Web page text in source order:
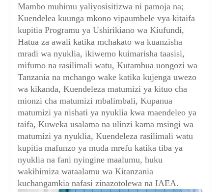
Mambo muhimu yaliyosisitizwa ni pamoja na;
Kuendelea kuunga mkono vipaumbele vya kitaifa
kupitia Programu ya Ushirikiano wa Kiufundi,
Hatua za awali katika mchakato wa kuanzisha
mradi wa nyuklia, ikiwemo kuimarisha taasisi,
mifumo na rasilimali watu, Kutambua uongozi wa
Tanzania na mchango wake katika kujenga uwezo
wa kikanda, Kuendeleza matumizi ya kituo cha
mionzi cha matumizi mbalimbali, Kupanua
matumizi ya nishati ya nyuklia kwa maendeleo ya
taifa, Kuweka usalama na ulinzi kama msingi wa
matumizi ya nyuklia, Kuendeleza rasilimali watu
kupitia mafunzo ya muda mrefu katika tiba ya
nyuklia na fani nyingine maalumu, huku
wakihimiza wataalamu wa Kitanzania
kuchangamkia nafasi zinazotolewa na IAEA.